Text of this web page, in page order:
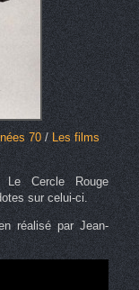
70/ Les films
Le Cercle Rouge
sur celui-ci.
réalisé par Jean-